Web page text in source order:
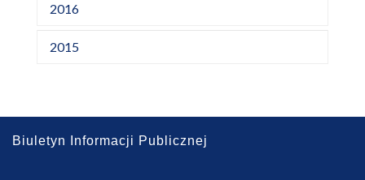
2016
2015
Biuletyn Informacji Publicznej